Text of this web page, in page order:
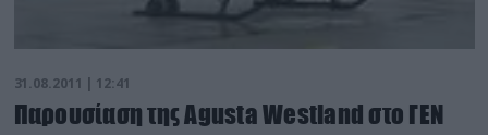
31.08.2011 | 12:41
Παρουσίαση της Agusta Westland στο ΓΕΝ